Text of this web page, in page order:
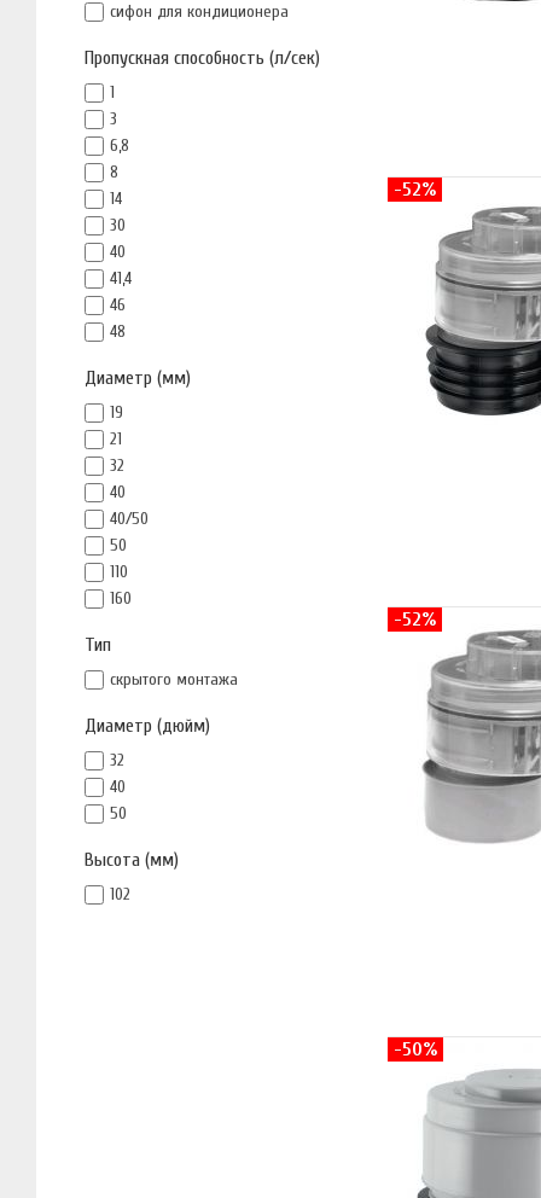
-52%
-52%
-50%
сифон для кондиционера
Пропускная способность (л/сек)
1
3
6,8
8
14
30
40
41,4
46
48
Диаметр (мм)
19
21
32
40
40/50
50
110
160
Тип
скрытого монтажа
Диаметр (дюйм)
32
40
50
Высота (мм)
102